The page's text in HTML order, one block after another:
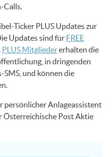
Calls.
Ticker PLUS Updates zur
Updates sind für FREE
PLUS Mitgliedererhalten die
in dringenden
SMS, und können die
persönlicher Anlageassistent
Österreichische Post Aktie